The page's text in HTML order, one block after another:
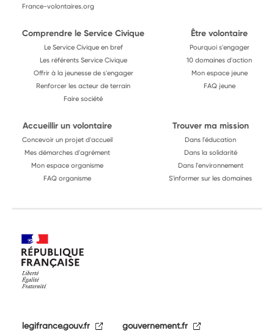
France-volontaires.org
Comprendre le Service Civique
Le Service Civique en bref
Les référents Service Civique
Offrir à la jeunesse de s'engager
Renforcer les acteur de terrain
Faire société
Être volontaire
Pourquoi s'engager
10 domaines d'action
Mon espace jeune
FAQ jeune
Accueillir un volontaire
Concevoir un projet d'accueil
Mes démarches d'agrément
Mon espace organisme
FAQ organisme
Trouver ma mission
Dans l'éducation
Dans la solidarité
Dans l'environnement
S'informer sur les domaines
legifrance.gouv.fr gouvernement.fr